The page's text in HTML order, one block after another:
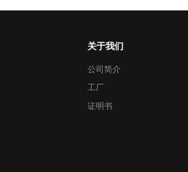
关于我们
公司简介
工厂
证明书